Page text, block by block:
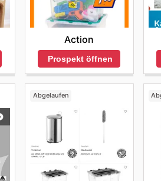
Action
Prospekt öffnen
Abgelaufen